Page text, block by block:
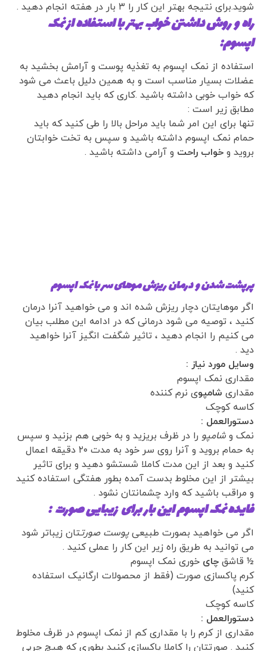
شوید.برای نتیجه بهتر این کار را ۳ بار در هفته انجام دهید .
راه و روش داشتن خواب بهتر با استفاده از نمک
اپسوم:
استفاده از نمک اپسوم به تغذیه پوست و آرامش بخشید به
عضلات بسیار مناسب است و به همین دلیل باعث می شود
که خواب خوبی داشته باشید .کاری که باید انجام دهید
مطابق زیر است :
تنها برای این امر شما باید مراحل بالا را طی کنید که باید
حمام نمک اپسوم داشته باشید و سپس به تخت خوابتان
بروید وخواب راحت و آرامی داشته باشید .
پرپشت شدن ودرمان ریزش موهای سر با نمک اپسوم
اگر موهایتان دچار ریزش شده اند و می خواهید آنرا درمان
کنید ، توصیه می شود درمانی که در ادامه این مطلب بیان
می کنیم را انجام دهید ، تاثیر شگفت انگیز آنرا خواهید
دید .
وسایل مورد نیاز :
مقداری نمک اپسوم
مقداری شامپوی نرم کننده
کاسه کوچک
دستورالعمل :
نمک وشامپو را در ظرف بریزید و به خوبی هم بزنید و سپس
به حمام بروید و آنرا روی سر خود به مدت ۲۰ دقیقه اعمال
کنید و بعد از این مدت کاملا شستشو دهید و برای تاثیر
بیشتر از این مخلوط بدست آمده بطور هفتگی استفاده کنید
و مراقب باشید که وارد چشمانتان نشود .
فایده نمک اپسوم این بار برایزیبایی صورت:
اگر می خواهید بصورت طبیعیپوست صورتتان زیباتر شود
می توانید به طریق راه زیر این کار را عملی کنید .
½ قاشقچای خوری نمک اپسوم
کرم پاکسازی صورت (فقط از محصولات ارگانیک استفاده
کنید)
کاسه کوچک
دستورالعمل :
مقداری از کرم را با مقداری کم از نمک اپسوم در ظرف مخلوط
کنید . صورتتان را کاملا پاکسازی کنید بطوری که هیچ چربی